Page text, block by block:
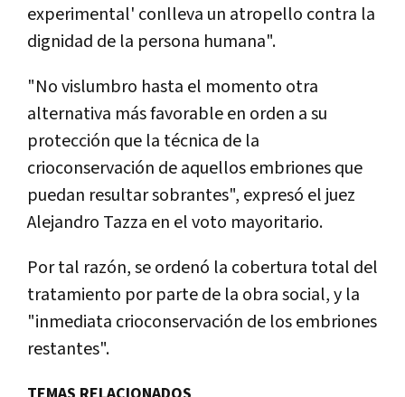
experimental' conlleva un atropello contra la
dignidad de la persona humana".
"No vislumbro hasta el momento otra
alternativa más favorable en orden a su
protección que la técnica de la
crioconservación de aquellos embriones que
puedan resultar sobrantes", expresó el juez
Alejandro Tazza en el voto mayoritario.
Por tal razón, se ordenó la cobertura total del
tratamiento por parte de la obra social, y la
"inmediata crioconservación de los embriones
restantes".